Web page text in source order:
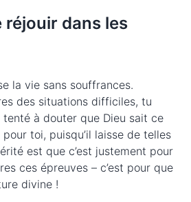
réjouir dans les
la vie sans souffrances.
des situations difficiles, tu
à douter que Dieu sait ce
toi, puisqu’il laisse de telles
est que c’est justement pour
ces épreuves – c’est pour que
divine !